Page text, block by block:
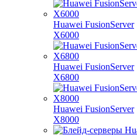
Huawei FusionServer
X6000
Huawei FusionServer
X6800
Huawei FusionServer
X8000